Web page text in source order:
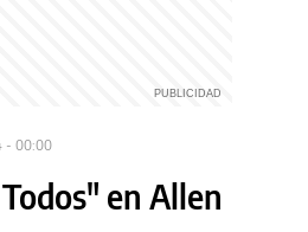
- 00:00
en Allen